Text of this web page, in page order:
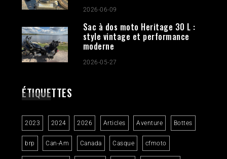
2026-06-09
Sac à dos moto Heritage 30 L :
style vintage et performance
moderne
2026-05-27
ÉTIQUETTES
2023 2024 2026 Articles Aventure Bottes
brp Can-Am Canada Casque cfmoto